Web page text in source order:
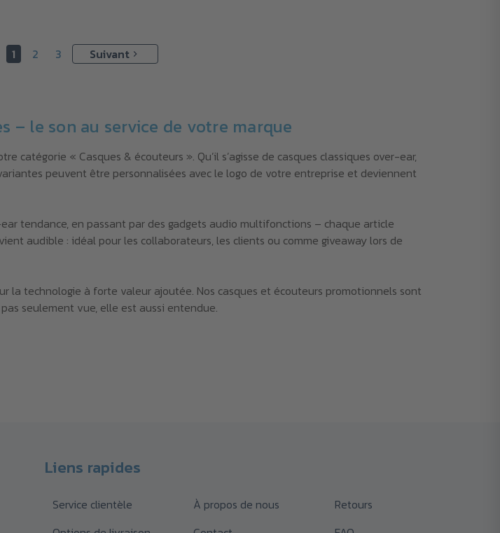
1 2 3 Suivant
– le son au service de votre marque
« Casques & écouteurs ». Qu’il s’agisse de casques classiques over-ear,
peuvent être personnalisées avec le logo de votre entreprise et deviennent
tendance, en passant par des gadgets audio multifonctions – chaque article
audible : idéal pour les collaborateurs, les clients ou comme giveaway lors de
la technologie à forte valeur ajoutée. Nos casques et écouteurs promotionnels sont
seulement vue, elle est aussi entendue.
Liens rapides
Service clientèle À propos de nous
Retours